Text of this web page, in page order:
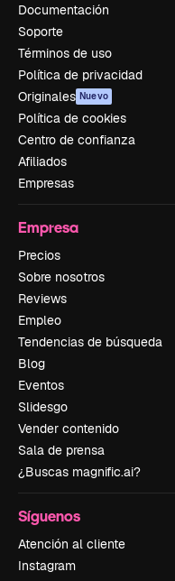
Documentación
Soporte
Términos de uso
Política de privacidad
Originales Nuevo
Política de cookies
Centro de confianza
Afiliados
Empresas
Empresa
Precios
Sobre nosotros
Reviews
Empleo
Tendencias de búsqueda
Blog
Eventos
Slidesgo
Vender contenido
Sala de prensa
¿Buscas magnific.ai?
Síguenos
Atención al cliente
Instagram